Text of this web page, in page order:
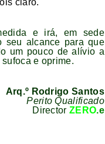
claro.
e irá, em sede
seu alcance para que
um pouco de alívio a
e oprime.
Arq.º Rodrigo Santos
Perito Qualificado
Director ZERO.e